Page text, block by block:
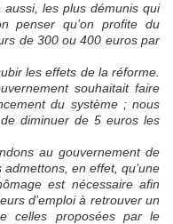
les plus démunis qui
penser qu’on profite du
de 300 ou 400 euros par
les effets de la réforme.
souhaitait faire
du système ; nous
de diminuer de 5 euros les
au gouvernement de
en effet, qu’une
est nécessaire afin
d’emploi à retrouver un
celles proposées par le